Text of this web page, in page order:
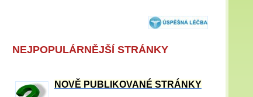
NEJPOPULÁRNĚJŠÍ STRÁNKY
NOVĚ PUBLIKOVANÉ STRÁNKY